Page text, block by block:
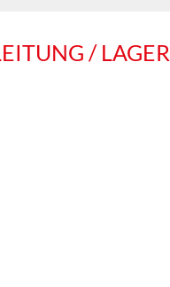
/ LAGER